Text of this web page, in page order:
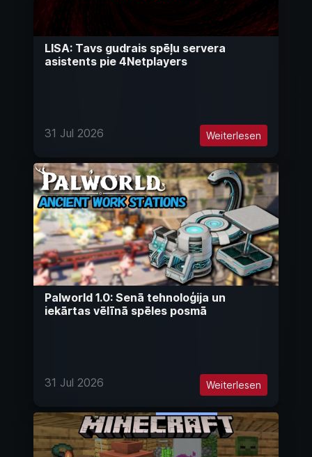
LISA: Tavs gudrais spēļu servera
asistents pie 4Netplayers
31 Jul 2026 Weiterlesen
Palworld 1.0: Senā tehnoloģija un
iekārtas vēlīnā spēles posmā
31 Jul 2026 Weiterlesen